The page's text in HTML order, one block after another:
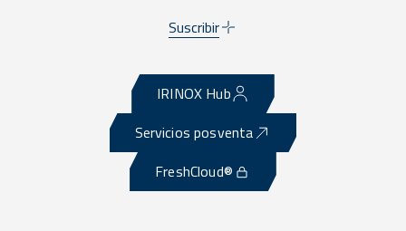
Suscribir
IRINOX Hub
Servicios posventa
FreshCloud®